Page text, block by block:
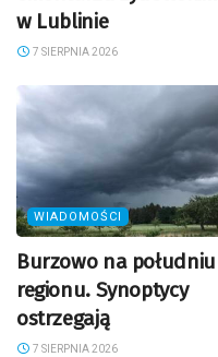
w Lublinie
7 SIERPNIA 2026
WIADOMOŚCI
Burzowo na południu
regionu. Synoptycy
ostrzegają
7 SIERPNIA 2026